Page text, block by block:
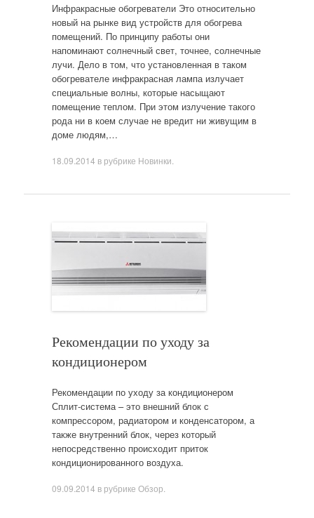
Инфракрасные обогреватели Это относительно
новый на рынке вид устройств для обогрева
помещений. По принципу работы они
напоминают солнечный свет, точнее, солнечные
лучи. Дело в том, что установленная в таком
обогревателе инфракрасная лампа излучает
специальные волны, которые насыщают
помещение теплом. При этом излучение такого
рода ни в коем случае не вредит ни живущим в
доме людям,…
18.09.2014 в рубрике Новинки
​Рекомендации по уходу за
кондиционером
Рекомендации по уходу за кондиционером
Сплит-система – это внешний блок с
компрессором, радиатором и конденсатором, а
также внутренний блок, через который
непосредственно происходит приток
кондиционированного воздуха.
09.09.2014 в рубрике Обзор